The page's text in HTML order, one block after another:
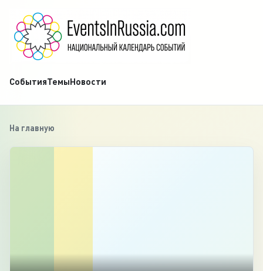
СобытияТемыНовости
На главную
‹